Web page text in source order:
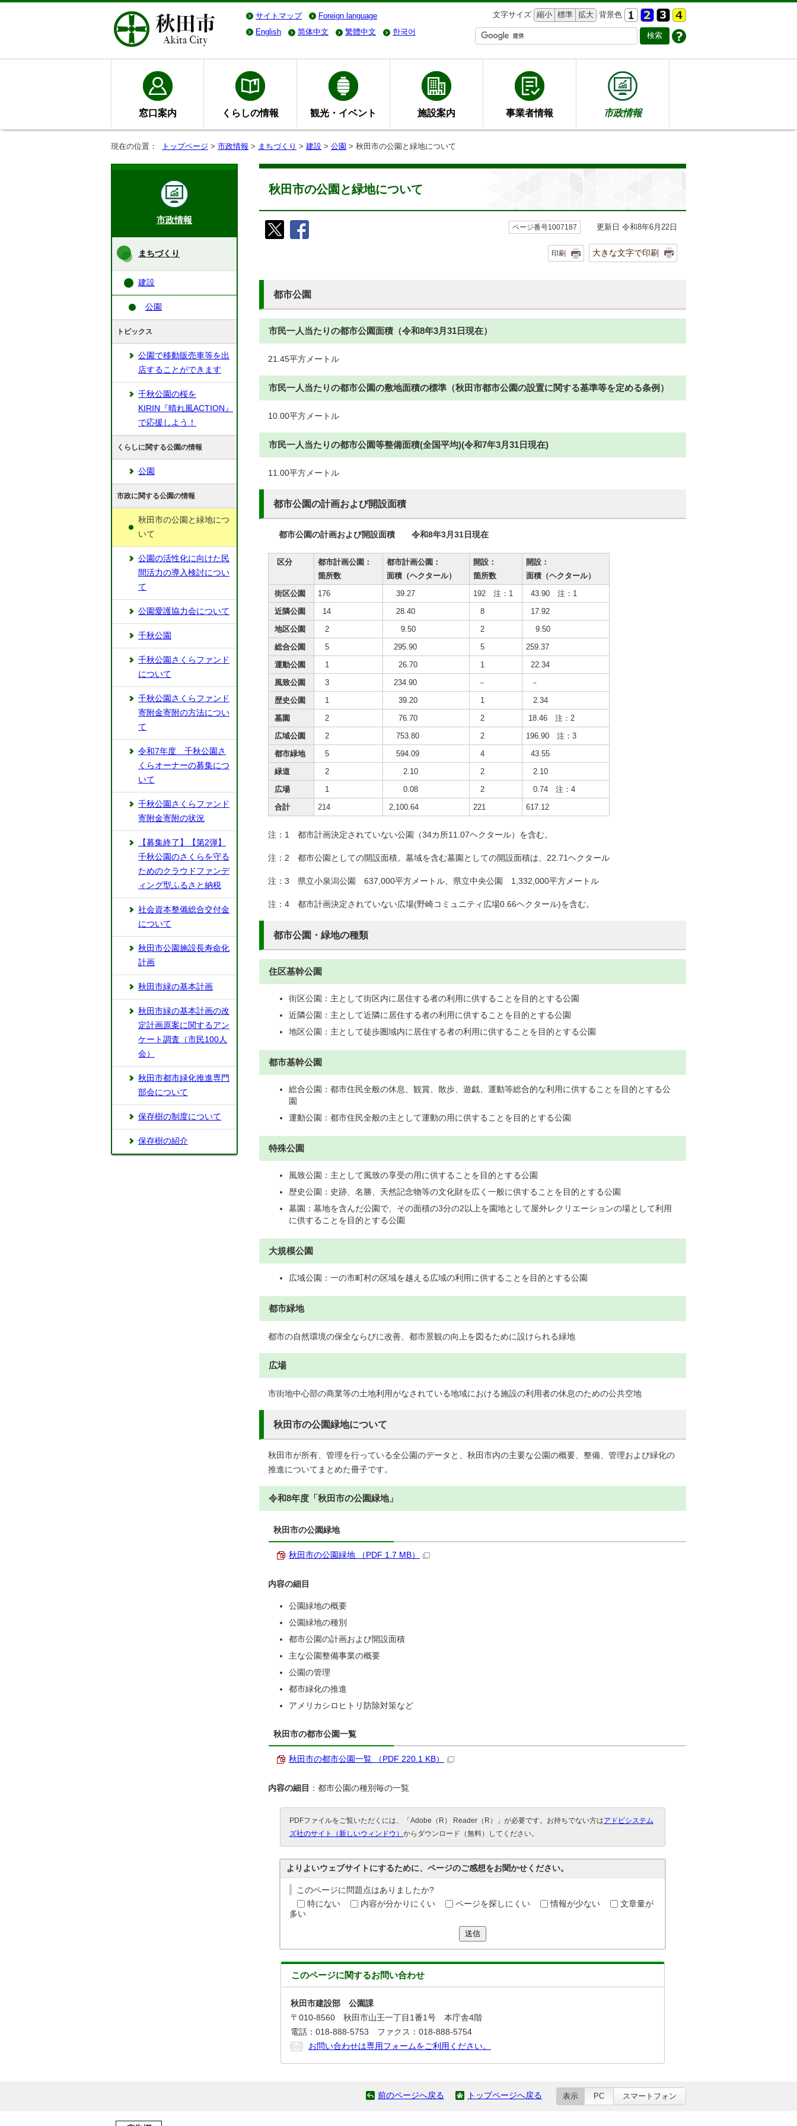
サイトマップ Foreign language 文字サイズ 縮小 標準 拡大 背景色
English
简体中文 繁體中文 한국어
窓口案内 くらしの情報 観光・イベント 施設案内 事業者情報 市政情報
現在の位置： トップページ > 市政情報 > まちづくり > 建設 > 公園 > 秋田市の公園と緑地について
秋田市の公園と緑地について
ページ番号1007187 更新日 令和8年6月22日
印刷 大きな文字で印刷
都市公園
市民一人当たりの都市公園面積（令和8年3月31日現在）
21.45平方メートル
市民一人当たりの都市公園の敷地面積の標準（秋田市都市公園の設置に関する基準等を定める条例）
10.00平方メートル
市民一人当たりの都市公園等整備面積(全国平均)(令和7年3月31日現在)
11.00平方メートル
都市公園の計画および開設面積
都市公園の計画および開設面積 令和8年3月31日現在
区分
都市計画公園：
箇所数
都市計画公園：
面積（ヘクタール）
開設：
箇所数
開設：
面積（ヘクタール）
街区公園
176 39.27 192 注：1
43.90 注：1
近隣公園
14 28.40 8
17.92
地区公園
2 9.50 2
9.50
総合公園
5 295.90 5
259.37
運動公園
1 26.70 1
22.34
風致公園
3 234.90 －
－
歴史公園
1 39.20 1
2.34
墓園
2 76.70 2
18.46 注：2
広域公園
2 753.80 2
196.90 注：3
都市緑地
5 594.09 4
43.55
緑道
2 2.10 2
2.10
広場
1 0.08 2
0.74 注：4
合計
214 2,100.64 221 617.12
注：1 都市計画決定されていない公園（34カ所11.07ヘクタール）を含む。
注：2 都市公園としての開設面積。墓域を含む墓園としての開設面積は、22.71ヘクタール
注：3 県立小泉潟公園 637,000平方メートル、県立中央公園 1,332,000平方メートル
注：4 都市計画決定されていない広場(野崎コミュニティ広場0.66ヘクタール)を含む。
都市公園・緑地の種類
住区基幹公園
街区公園：主として街区内に居住する者の利用に供することを目的とする公園
近隣公園：主として近隣に居住する者の利用に供することを目的とする公園
地区公園：主として徒歩圏域内に居住する者の利用に供することを目的とする公園
都市基幹公園
総合公園：都市住民全般の休息、観賞、散歩、遊戯、運動等総合的な利用に供することを目的とする公
園
運動公園：都市住民全般の主として運動の用に供することを目的とする公園
特殊公園
風致公園：主として風致の享受の用に供することを目的とする公園
歴史公園：史跡、名勝、天然記念物等の文化財を広く一般に供することを目的とする公園
墓園：墓地を含んだ公園で、その面積の3分の2以上を園地として屋外レクリエーションの場として利用
に供することを目的とする公園
大規模公園
広域公園：一の市町村の区域を越える広域の利用に供することを目的とする公園
都市緑地
都市の自然環境の保全ならびに改善、都市景観の向上を図るために設けられる緑地
広場
市街地中心部の商業等の土地利用がなされている地域における施設の利用者の休息のための公共空地
秋田市の公園緑地について
秋田市が所有、管理を行っている全公園のデータと、秋田市内の主要な公園の概要、整備、管理および緑化の
推進についてまとめた冊子です。
令和8年度「秋田市の公園緑地」
秋田市の公園緑地
秋田市の公園緑地 （PDF 1.7 MB）
内容の細目
公園緑地の概要
公園緑地の種別
都市公園の計画および開設面積
主な公園整備事業の概要
公園の管理
都市緑化の推進
アメリカシロヒトリ防除対策など
秋田市の都市公園一覧
秋田市の都市公園一覧 （PDF 220.1 KB）
内容の細目 ：都市公園の種別毎の一覧
PDFファイルをご覧いただくには、「Adobe（R） Reader（R）」が必要です。お持ちでない方はアドビシステム
ズ社のサイト（新しいウィンドウ） からダウンロード（無料）してください。
よりよいウェブサイトにするために、ページのご感想をお聞かせください。
このページに問題点はありましたか?
特にない
内容が分かりにくい ページを探しにくい 情報が少ない
文章量が
多い
送信
このページに関するお問い合わせ
秋田市建設部 公園課
〒010-8560 秋田市山王一丁目1番1号 本庁舎4階
電話：018-888-5753 ファクス：018-888-5754
お問い合わせは専用フォームをご利用ください。
市政情報
まちづくり
建設
公園
トピックス
公園で移動販売車等を出
店することができます
千秋公園の桜を
KIRIN『晴れ風ACTION』
で応援しよう！
くらしに関する公園の情報
公園
市政に関する公園の情報
秋田市の公園と緑地につ
いて
公園の活性化に向けた民
間活力の導入検討につい
て
公園愛護協力会について
千秋公園
千秋公園さくらファンド
について
千秋公園さくらファンド
寄附金寄附の方法につい
て
令和7年度 千秋公園さ
くらオーナーの募集につ
いて
千秋公園さくらファンド
寄附金寄附の状況
【募集終了】【第2弾】
千秋公園のさくらを守る
ためのクラウドファンデ
ィング型ふるさと納税
社会資本整備総合交付金
について
秋田市公園施設長寿命化
計画
秋田市緑の基本計画
秋田市緑の基本計画の改
定計画原案に関するアン
ケート調査（市民100人
会）
秋田市都市緑化推進専門
部会について
保存樹の制度について
保存樹の紹介
前のページへ戻る トップページへ戻る 表示 PC スマートフォン